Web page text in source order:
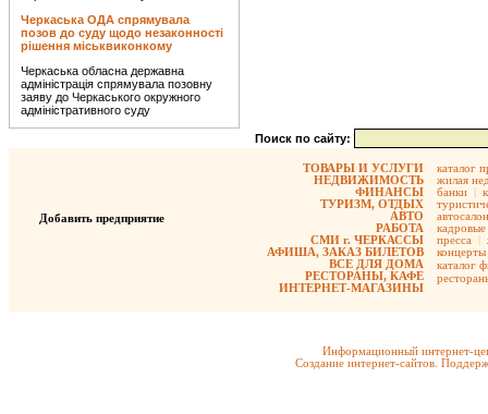
Черкаська ОДА спрямувала
позов до суду щодо незаконності
рішення міськвиконкому
Черкаська обласна державна
адміністрація спрямувала позовну
заяву до Черкаського окружного
адміністративного суду
Поиск по сайту:
Добавить предприятие
ТОВАРЫ И УСЛУГИ
НЕДВИЖИМОСТЬ
ФИНАНСЫ
ТУРИЗМ, ОТДЫХ
АВТО
РАБОТА
СМИ г. ЧЕРКАССЫ
АФИША, ЗАКАЗ БИЛЕТОВ
ВСЕ ДЛЯ ДОМА
РЕСТОРАНЫ, КАФЕ
ИНТЕРНЕТ-МАГАЗИНЫ
каталог
жилая
банки |
кадровые
пресса |
концерты
каталог
Информационный интернет-
Создание интернет-сайтов.